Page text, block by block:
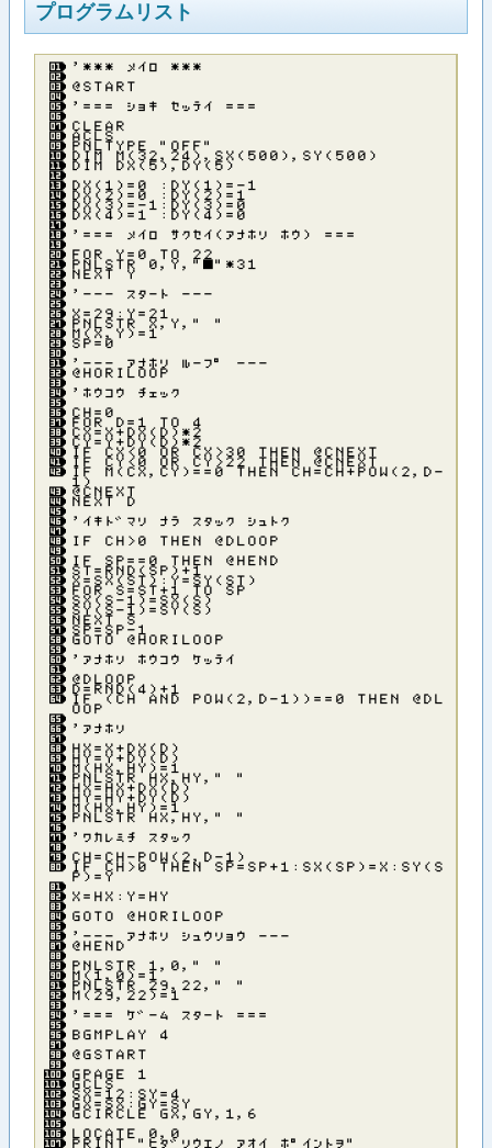
プログラムリスト
’＊＊＊ メイロ ＊＊＊
＠ＳＴＡＲＴ
’＝＝＝ ショキ セッテイ ＝＝＝
ＣＬＥＡＲ
ＡＣＬＳ
ＰＮＬＴＹＰＥ ”ＯＦＦ”
ＤＩＭ Ｍ（３２，２４），ＳＸ（５００），ＳＹ（５００）
ＤＩＭ ＤＸ（５），ＤＹ（５）
ＤＸ（１）＝０ ：ＤＹ（１）＝－１
ＤＸ（２）＝０ ：ＤＹ（２）＝１
ＤＸ（３）＝－１：ＤＹ（３）＝０
ＤＸ（４）＝１ ：ＤＹ（４）＝０
’＝＝＝ メイロ サクセイ（アナホリ ホウ） ＝＝＝
ＦＯＲ Ｙ＝０ ＴＯ ２２
ＰＮＬＳＴＲ ０，Ｙ，”■”＊３１
ＮＥＸＴ Ｙ
’－－－ スタ－ト －－－
Ｘ＝２９：Ｙ＝２１
ＰＮＬＳＴＲ Ｘ，Ｙ，” ”
Ｍ（Ｘ，Ｙ）＝１
ＳＰ＝０
’－－－ アナホリ ル－フ゜ －－－
＠ＨＯＲＩＬＯＯＰ
’ホウコウ チェック
ＣＨ＝０
ＦＯＲ Ｄ＝１ ＴＯ ４
ＣＸ＝Ｘ＋ＤＸ（Ｄ）＊２
ＣＹ＝Ｙ＋ＤＹ（Ｄ）＊２
ＩＦ ＣＸ＜０ ＯＲ ＣＸ＞３０ ＴＨＥＮ ＠ＣＮＥＸＴ
ＩＦ ＣＹ＜０ ＯＲ ＣＹ＞２２ ＴＨＥＮ ＠ＣＮＥＸＴ
ＩＦ Ｍ（ＣＸ，ＣＹ）＝＝０ ＴＨＥＮ ＣＨ＝ＣＨ＋ＰＯＷ（２，Ｄ－
１）
＠ＣＮＥＸＴ
ＮＥＸＴ Ｄ
’イキト゛マリ ナラ スタック シュトク
ＩＦ ＣＨ＞０ ＴＨＥＮ ＠ＤＬＯＯＰ
ＩＦ ＳＰ＝＝０ ＴＨＥＮ ＠ＨＥＮＤ
ＳＴ＝ＲＮＤ（ＳＰ）＋１
Ｘ＝ＳＸ（ＳＴ）：Ｙ＝ＳＹ（ＳＴ）
ＦＯＲ Ｓ＝ＳＴ＋１ ＴＯ ＳＰ
ＳＸ（Ｓ－１）＝ＳＸ（Ｓ）
ＳＹ（Ｓ－１）＝ＳＹ（Ｓ）
ＮＥＸＴ Ｓ
ＳＰ＝ＳＰ－１
ＧＯＴＯ ＠ＨＯＲＩＬＯＯＰ
’アナホリ ホウコウ ケッテイ
＠ＤＬＯＯＰ
Ｄ＝ＲＮＤ（４）＋１
ＩＦ （ＣＨ ＡＮＤ ＰＯＷ（２，Ｄ－１））＝＝０ ＴＨＥＮ ＠ＤＬ
ＯＯＰ
’アナホリ
ＨＸ＝Ｘ＋ＤＸ（Ｄ）
ＨＹ＝Ｙ＋ＤＹ（Ｄ）
Ｍ（ＨＸ，ＨＹ）＝１
ＰＮＬＳＴＲ ＨＸ，ＨＹ，” ”
ＨＸ＝ＨＸ＋ＤＸ（Ｄ）
ＨＹ＝ＨＹ＋ＤＹ（Ｄ）
Ｍ（ＨＸ，ＨＹ）＝１
ＰＮＬＳＴＲ ＨＸ，ＨＹ，” ”
’ワカレミチ スタック
ＣＨ＝ＣＨ－ＰＯＷ（２，Ｄ－１）
ＩＦ ＣＨ＞０ ＴＨＥＮ ＳＰ＝ＳＰ＋１：ＳＸ（ＳＰ）＝Ｘ：ＳＹ（Ｓ
Ｐ）＝Ｙ
Ｘ＝ＨＸ：Ｙ＝ＨＹ
ＧＯＴＯ ＠ＨＯＲＩＬＯＯＰ
’－－－ アナホリ シュウリョウ －－－
＠ＨＥＮＤ
ＰＮＬＳＴＲ １，０，” ”
Ｍ（１，０）＝１
ＰＮＬＳＴＲ ２９，２２，” ”
Ｍ（２９，２２）＝１
’＝＝＝ ケ゛－ム スタ－ト ＝＝＝
ＢＧＭＰＬＡＹ ４
＠ＧＳＴＡＲＴ
ＧＰＡＧＥ １
ＧＣＬＳ
ＳＸ＝１２：ＳＹ＝４
ＧＸ＝ＳＸ：ＧＹ＝ＳＹ
ＧＣＩＲＣＬＥ ＧＸ，ＧＹ，１，６
ＬＯＣＡＴＥ ０，０
ＰＲＩＮＴ ”ヒタ゛リウエノ アオイ ホ゜イントヲ”